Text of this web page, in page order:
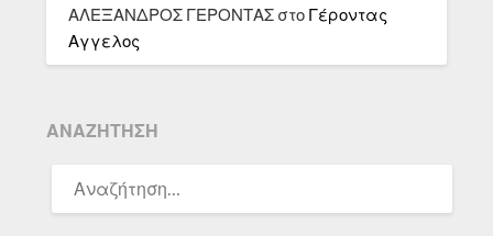
ΑΛΕΞΑΝΔΡΟΣ ΓΕΡΟΝΤΑΣ στο Γέροντας
Αγγελος
ΑΝΑΖΉΤΗΣΗ
ΓΙΑ: